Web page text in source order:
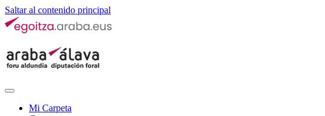
Saltar al contenido principal
Mi Carpeta